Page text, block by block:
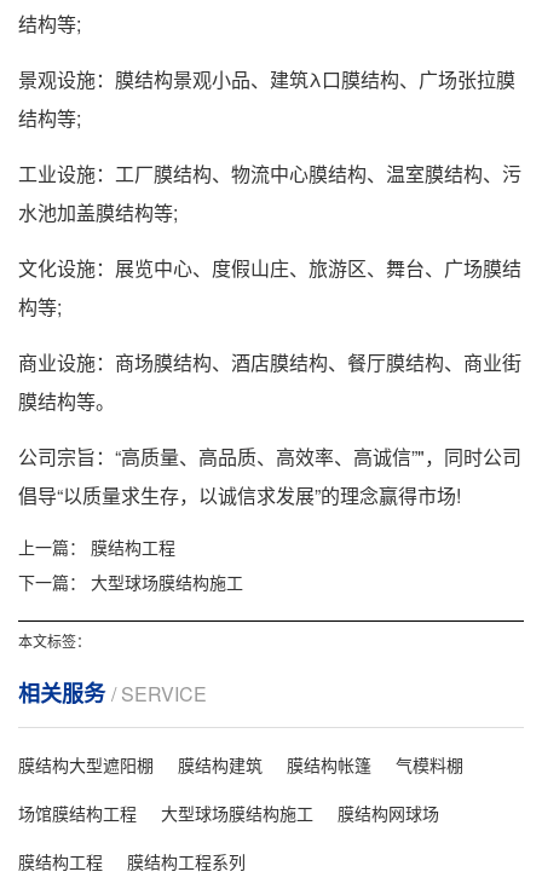
结构等;
景观设施：膜结构景观小品、建筑λ口膜结构、广场张拉膜
结构等;
工业设施：工厂膜结构、物流中心膜结构、温室膜结构、污
水池加盖膜结构等;
文化设施：展览中心、度假山庄、旅游区、舞台、广场膜结
构等;
商业设施：商场膜结构、酒店膜结构、餐厅膜结构、商业街
膜结构等。
公司宗旨：“高质量、高品质、高效率、高诚信”"，同时公司
倡导“以质量求生存，以诚信求发展”的理念赢得市场!
上一篇： 膜结构工程
下一篇： 大型球场膜结构施工
本文标签：
相关服务/ SERVICE
膜结构大型遮阳棚 膜结构建筑 膜结构帐篷
气模料棚
场馆膜结构工程
大型球场膜结构施工
膜结构网球场
膜结构工程
膜结构工程系列